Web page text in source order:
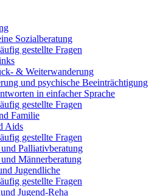
Sozialberatung
gestellte Fragen
& Weiterwanderung
und psychische Beeinträchtigung
in einfacher Sprache
gestellte Fragen
Familie
Aids
gestellte Fragen
Palliativberatung
Männerberatung
Jugendliche
gestellte Fragen
Jugend-Reha